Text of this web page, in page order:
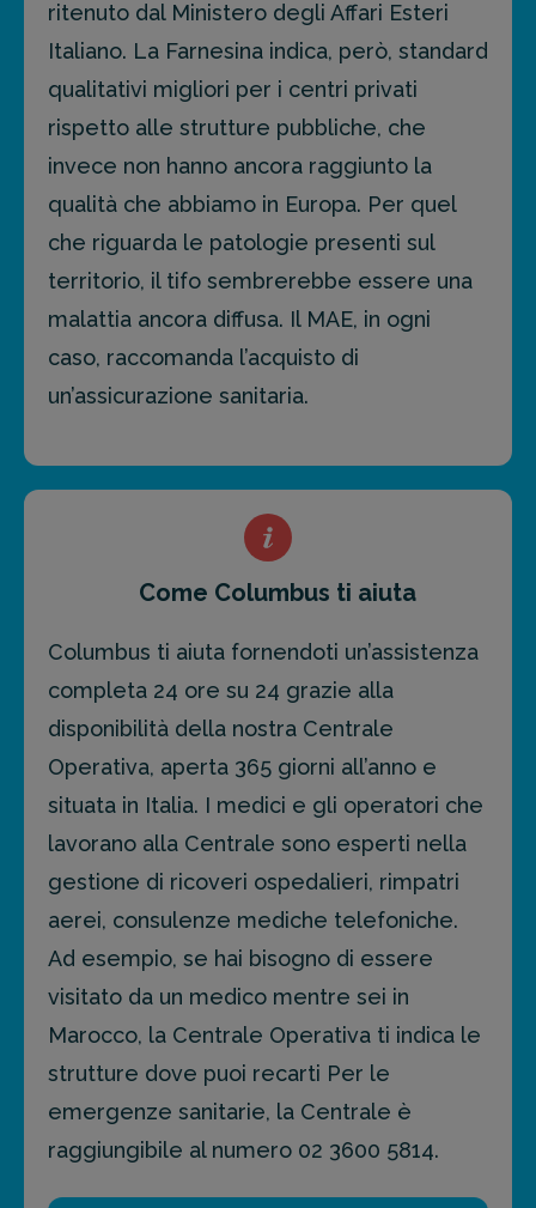
ritenuto dal Ministero degli Affari Esteri
Italiano. La Farnesina indica, però, standard
qualitativi migliori per i centri privati
rispetto alle strutture pubbliche, che
invece non hanno ancora raggiunto la
qualità che abbiamo in Europa. Per quel
che riguarda le patologie presenti sul
territorio, il tifo sembrerebbe essere una
malattia ancora diffusa. Il MAE, in ogni
caso, raccomanda l’acquisto di
un’assicurazione sanitaria.
Come Columbus ti aiuta
Columbus ti aiuta fornendoti un’assistenza
completa 24 ore su 24 grazie alla
disponibilità della nostra Centrale
Operativa, aperta 365 giorni all’anno e
situata in Italia. I medici e gli operatori che
lavorano alla Centrale sono esperti nella
gestione di ricoveri ospedalieri, rimpatri
aerei, consulenze mediche telefoniche.
Ad esempio, se hai bisogno di essere
visitato da un medico mentre sei in
Marocco, la Centrale Operativa ti indica le
strutture dove puoi recarti Per le
emergenze sanitarie, la Centrale è
raggiungibile al numero 02 3600 5814.